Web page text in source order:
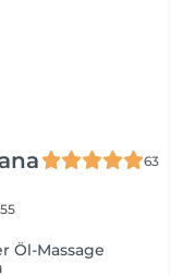
63
Öl-Massage